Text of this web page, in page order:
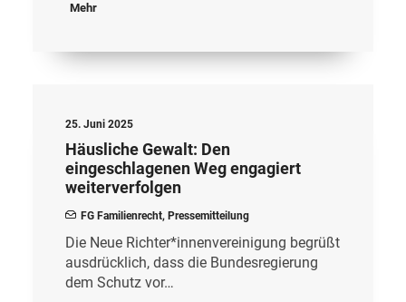
Mehr
25. Juni 2025
Häusliche Gewalt: Den
eingeschlagenen Weg engagiert
weiterverfolgen
FG Familienrecht, Pressemitteilung
Die Neue Richter*innenvereinigung begrüßt
ausdrücklich, dass die Bundesregierung
dem Schutz vor…